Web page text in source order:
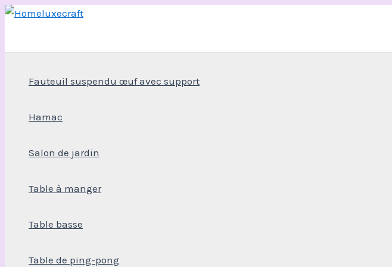
Aller
Fauteuil suspendu œuf avec support
Hamac
Salon de jardin
Table à manger
Table basse
Table de ping-pong